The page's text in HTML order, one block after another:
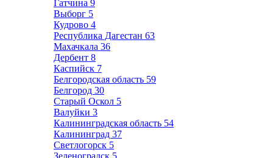
Гатчина 9
Выборг 5
Кудрово 4
Республика Дагестан 63
Махачкала 36
Дербент 8
Каспийск 7
Белгородская область 59
Белгород 30
Старый Оскол 5
Валуйки 3
Калининградская область 54
Калининград 37
Светлогорск 5
Зеленоградск 5